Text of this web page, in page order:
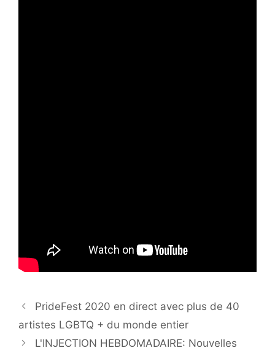
PrideFest 2020 en direct avec plus de 40
artistes LGBTQ + du monde entier
L'INJECTION HEBDOMADAIRE: Nouvelles